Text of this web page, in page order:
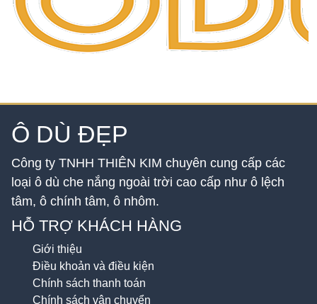
Ô DÙ ĐẸP
Công ty TNHH THIÊN KIM chuyên cung cấp các
loại ô dù che nắng ngoài trời cao cấp như ô lệch
tâm, ô chính tâm, ô nhôm.
HỖ TRỢ KHÁCH HÀNG
Giới thiệu
Điều khoản và điều kiện
Chính sách thanh toán
Chính sách vận chuyển